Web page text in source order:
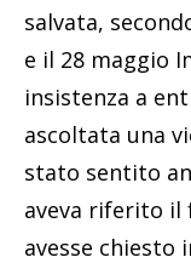
salvata,
e il 28 maggio
insistenza a
ascoltata una
stato sentito
aveva riferito il
avesse chiesto